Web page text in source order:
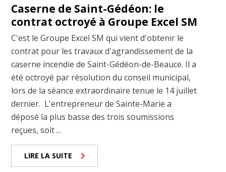
Caserne de Saint-Gédéon: le
contrat octroyé à Groupe Excel SM
C'est le Groupe Excel SM qui vient d'obtenir le
contrat pour les travaux d'agrandissement de la
caserne incendie de Saint-Gédéon-de-Beauce. Il a
été octroyé par résolution du conseil municipal,
lors de la séance extraordinaire tenue le 14 juillet
dernier. L'entrepreneur de Sainte-Marie a
déposé la plus basse des trois soumissions
reçues, soit ...
LIRE LA SUITE